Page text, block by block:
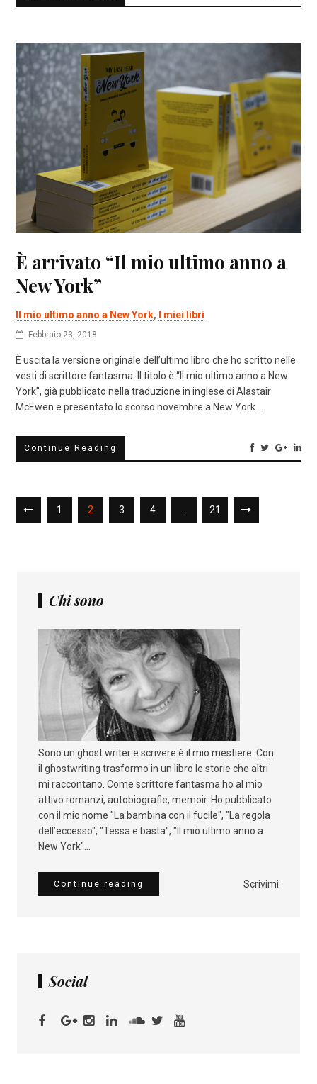
È arrivato “Il mio ultimo anno a
New York”
Il mio ultimo anno a New York, I miei libri
Febbraio 23, 2018
È uscita la versione originale dell’ultimo libro che ho scritto nelle
vesti di scrittore fantasma. Il titolo è “Il mio ultimo anno a New
York”, già pubblicato nella traduzione in inglese di Alastair
McEwen e presentato lo scorso novembre a New York…
Continue Reading
1 2 3 4 21
Chi sono
Sono un ghost writer e scrivere è il mio mestiere. Con
il ghostwriting trasformo in un libro le storie che altri
mi raccontano. Come scrittore fantasma ho al mio
attivo romanzi, autobiografie, memoir. Ho pubblicato
con il mio nome "La bambina con il fucile", "La regola
dell’eccesso", "Tessa e basta", "Il mio ultimo anno a
New York"...
Scrivimi
Continue reading
Social